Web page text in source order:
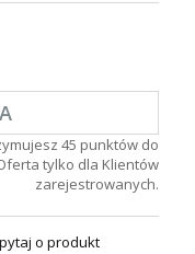
45 punktów do
tylko dla Klientów
zarejestrowanych.
o produkt